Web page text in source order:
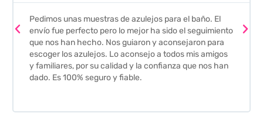
Pedimos unas muestras de azulejos para el baño. El
envío fue perfecto pero lo mejor ha sido el seguimiento
que nos han hecho. Nos guiaron y aconsejaron para
escoger los azulejos. Lo aconsejo a todos mis amigos
y familiares, por su calidad y la confianza que nos han
dado. Es 100% seguro y fiable.